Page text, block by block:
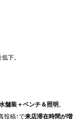
下。
舗装＋ベンチ＆照明 。
投稿↑で来店滞在時間が増